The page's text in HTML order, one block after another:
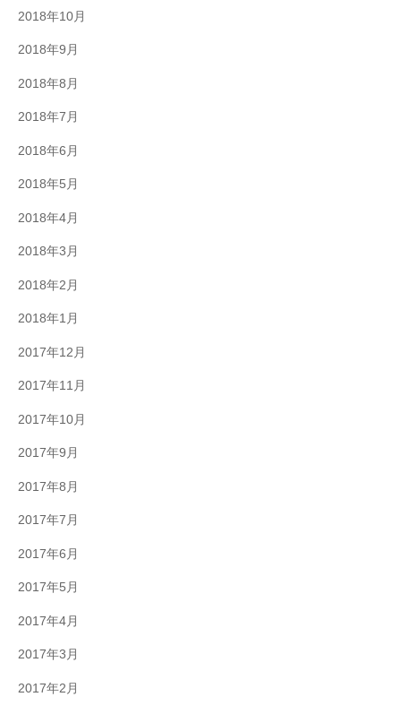
2018年10月
2018年9月
2018年8月
2018年7月
2018年6月
2018年5月
2018年4月
2018年3月
2018年2月
2018年1月
2017年12月
2017年11月
2017年10月
2017年9月
2017年8月
2017年7月
2017年6月
2017年5月
2017年4月
2017年3月
2017年2月